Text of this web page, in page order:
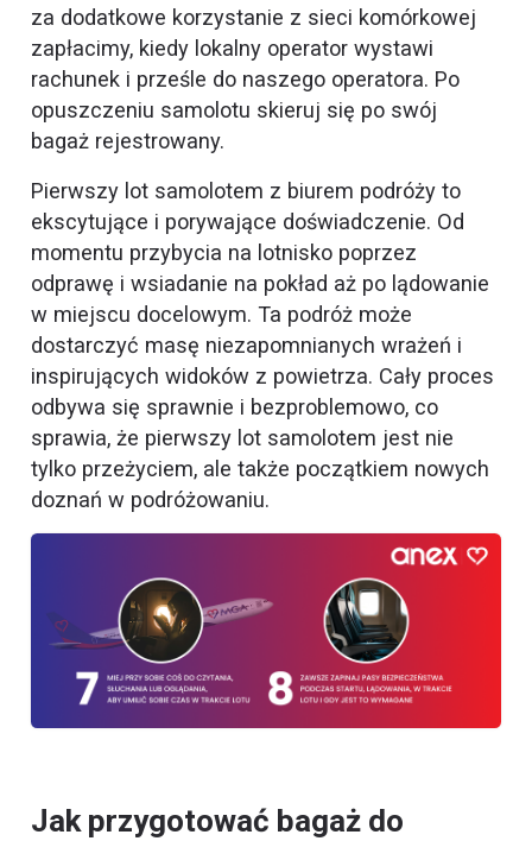
za dodatkowe korzystanie z sieci komórkowej
zapłacimy, kiedy lokalny operator wystawi
rachunek i prześle do naszego operatora. Po
opuszczeniu samolotu skieruj się po swój
bagaż rejestrowany.
Pierwszy lot samolotem z biurem podróży to
ekscytujące i porywające doświadczenie. Od
momentu przybycia na lotnisko poprzez
odprawę i wsiadanie na pokład aż po lądowanie
w miejscu docelowym. Ta podróż może
dostarczyć masę niezapomnianych wrażeń i
inspirujących widoków z powietrza. Cały proces
odbywa się sprawnie i bezproblemowo, co
sprawia, że pierwszy lot samolotem jest nie
tylko przeżyciem, ale także początkiem nowych
doznań w podróżowaniu.
Jak przygotować bagaż do